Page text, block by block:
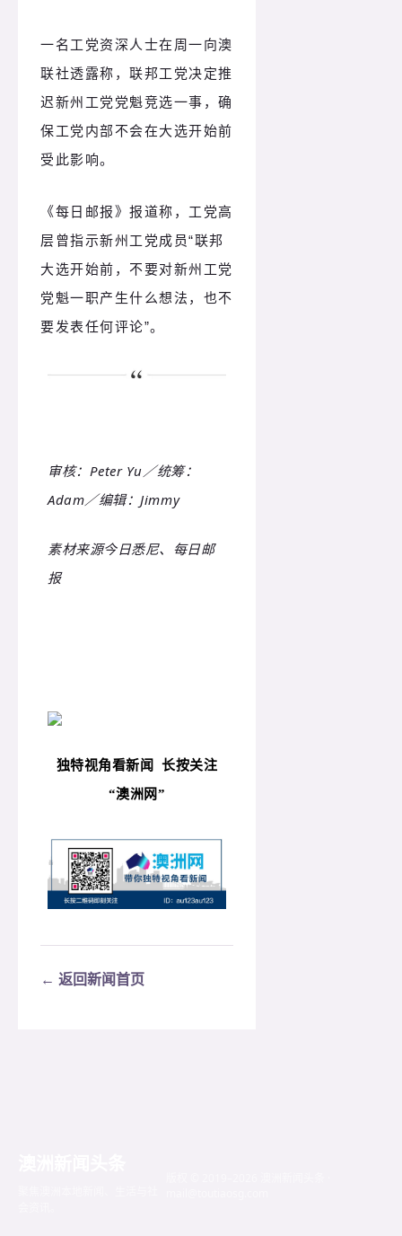
一名工党资深人士在周一向澳
联社透露称，联邦工党决定推
迟新州工党党魁竞选一事，确
保工党内部不会在大选开始前
受此影响。
《每日邮报》报道称，工党高
层曾指示新州工党成员“联邦
大选开始前，不要对新州工党
党魁一职产生什么想法，也不
要发表任何评论”。
审核：Peter Yu／统筹：
Adam／编辑：Jimmy
素材来源今日悉尼、每日邮
报
独特视角看新闻长按关注
“澳洲网”
← 返回新闻首页